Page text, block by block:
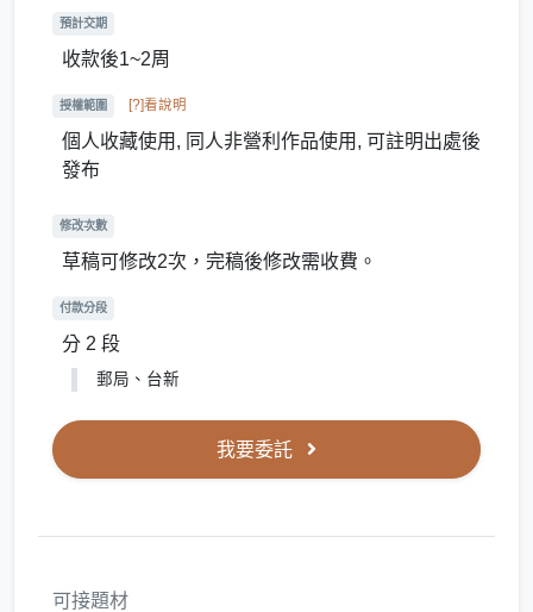
預計交期
收款後1~2周
授權範圍 [?]看說明
個人收藏使用, 同人非營利作品使用, 可註明出處後
發布
修改次數
草稿可修改2次，完稿後修改需收費。
付款分段
分 2 段
郵局、台新
我要委託
可接題材